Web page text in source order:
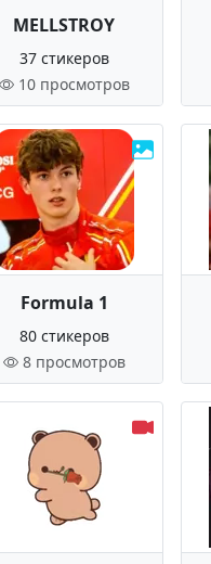
MELLSTROY
37 стикеров
10 просмотров
Formula 1
80 стикеров
8 просмотров